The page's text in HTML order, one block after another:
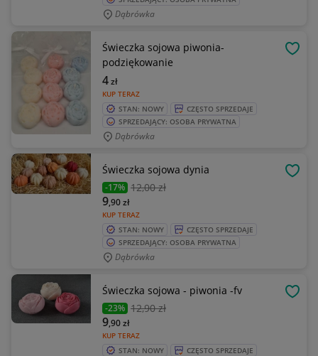
Dąbrówka
Świeczka sojowa piwonia-
podziękowanie
KUP TERAZ
4zł
STAN: NOWY
CZĘSTO SPRZEDAJE
SPRZEDAJĄCY: OSOBA PRYWATNA
Dąbrówka
Świeczka sojowa dynia
-17% 12,00 zł
KUP TERAZ
9,90zł
STAN: NOWY
CZĘSTO SPRZEDAJE
SPRZEDAJĄCY: OSOBA PRYWATNA
Dąbrówka
Świeczka sojowa - piwonia -fv
-23% 12,90 zł
KUP TERAZ
9,90zł
STAN: NOWY
CZĘSTO SPRZEDAJE